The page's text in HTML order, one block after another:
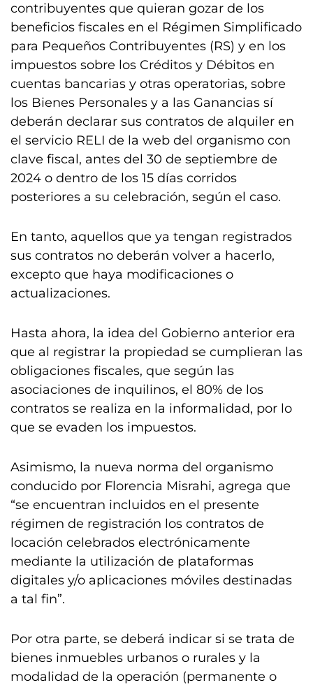
contribuyentes que quieran gozar de los
beneficios fiscales en el Régimen Simplificado
para Pequeños Contribuyentes (RS) y en los
impuestos sobre los Créditos y Débitos en
cuentas bancarias y otras operatorias, sobre
los Bienes Personales y a las Ganancias sí
deberán declarar sus contratos de alquiler en
el servicio RELI de la web del organismo con
clave fiscal, antes del 30 de septiembre de
2024 o dentro de los 15 días corridos
posteriores a su celebración, según el caso.
En tanto, aquellos que ya tengan registrados
sus contratos no deberán volver a hacerlo,
excepto que haya modificaciones o
actualizaciones.
Hasta ahora, la idea del Gobierno anterior era
que al registrar la propiedad se cumplieran las
obligaciones fiscales, que según las
asociaciones de inquilinos, el 80% de los
contratos se realiza en la informalidad, por lo
que se evaden los impuestos.
Asimismo, la nueva norma del organismo
conducido por Florencia Misrahi, agrega que
“se encuentran incluidos en el presente
régimen de registración los contratos de
locación celebrados electrónicamente
mediante la utilización de plataformas
digitales y/o aplicaciones móviles destinadas
a tal fin”.
Por otra parte, se deberá indicar si se trata de
bienes inmuebles urbanos o rurales y la
modalidad de la operación (permanente o